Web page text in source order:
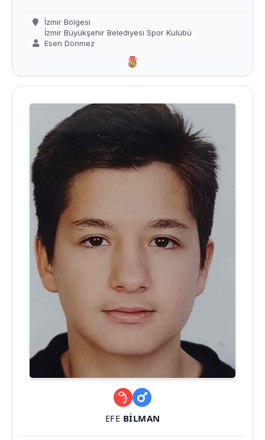
İzmir Bölgesi
İzmir Büyükşehir Belediyesi Spor Kulübü
Esen Dönmez
EFE BILMAN